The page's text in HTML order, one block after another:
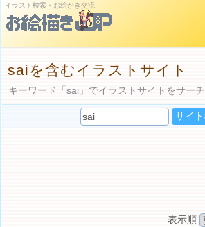
イラスト検索・お絵かき交流
saiを含むイラストサイト
キーワード「sai」でイラストサイトをサーチ
表示順